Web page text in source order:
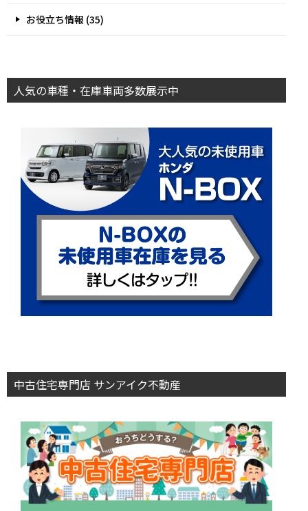
お役立ち情報 (35)
人気の車種・在庫車両多数展示中
中古住宅専門店 サンアイク不動産